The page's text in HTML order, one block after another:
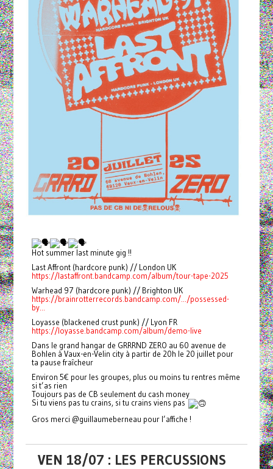
Hot summer last minute gig !!
Last Affront (hardcore punk) // London UK
https://lastaffront.bandcamp.com/album/tour-tape-2025
Warhead 97 (hardcore punk) // Brighton UK
https://brainrotterrecords.bandcamp.com/.../possessed-
by...
Loyasse (blackened crust punk) // Lyon FR
https://loyasse.bandcamp.com/album/demo-live
Dans le grand hangar de GRRRND ZERO au 60 avenue de
Bohlen à Vaux-en-Velin city à partir de 20h le 20 juillet pour
ta pause fraîcheur
Environ 5€ pour les groupes, plus ou moins tu rentres même
si t’as rien
Toujours pas de CB seulement du cash money
Si tu viens pas tu crains, si tu crains viens pas
Gros merci @guillaumeberneau pour l’affiche !
VEN 18/07 : LES PERCUSSIONS